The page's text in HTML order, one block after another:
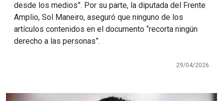
desde los medios”. Por su parte, la diputada del Frente
Amplio, Sol Maneiro, aseguró que ninguno de los
artículos contenidos en el documento “recorta ningún
derecho a las personas”.
29/04/2026